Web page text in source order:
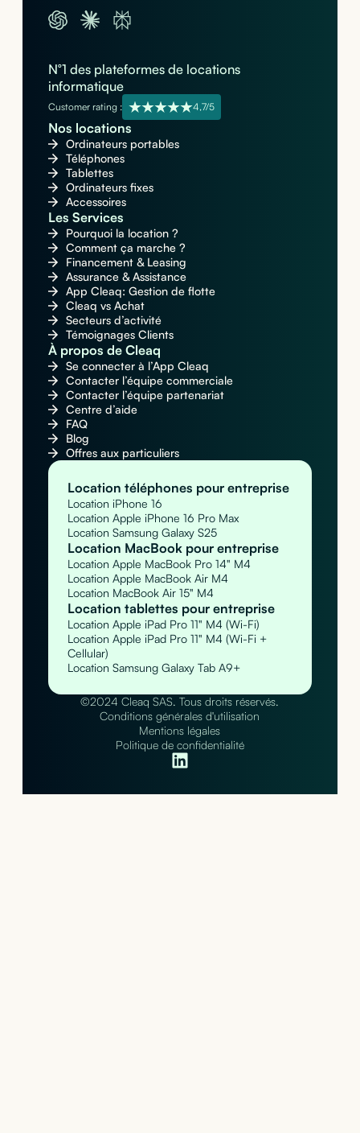
N°1 des plateformes de locations
informatique
Customer rating : 4,7/5
Nos locations
Ordinateurs portables
Téléphones
Tablettes
Ordinateurs fixes
Accessoires
Les Services
Pourquoi la location ?
Comment ça marche ?
Financement & Leasing
Assurance & Assistance
App Cleaq: Gestion de flotte
Cleaq vs Achat
Secteurs d’activité
Témoignages Clients
À propos de Cleaq
Se connecter à l’App Cleaq
Contacter l’équipe commerciale
Contacter l’équipe partenariat
Centre d’aide
FAQ
Blog
Offres aux particuliers
Location téléphones pour entreprise
Location iPhone 16
Location Apple iPhone 16 Pro Max
Location Samsung Galaxy S25
Location MacBook pour entreprise
Location Apple MacBook Pro 14" M4
Location Apple MacBook Air M4
Location MacBook Air 15" M4
Location tablettes pour entreprise
Location Apple iPad Pro 11" M4 (Wi-Fi)
Location Apple iPad Pro 11" M4 (Wi-Fi +
Cellular)
Location Samsung Galaxy Tab A9+
©2024 Cleaq SAS. Tous droits réservés.
Conditions générales d'utilisation
Mentions légales
Politique de confidentialité